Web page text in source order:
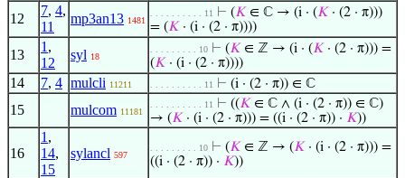
12
7, 4,
11
mp3an13 1481
. . . . . . . . . . 11 ⊢ (𝐾 ∈ ℂ → (i · (𝐾 · (2 · π)))
= (𝐾 · (i · (2 · π))))
13
1 ,
12
syl 18
. . . . . . . . . 10 ⊢ (𝐾 ∈ ℤ → (i · (𝐾 · (2 · π))) =
(𝐾 · (i · (2 · π))))
14 7, 4 mulcli 11211 . . . . . . . . . . 11 ⊢ (i · (2 · π)) ∈ ℂ
15 mulcom 11181
. . . . . . . . . . 11 ⊢ ((𝐾 ∈ ℂ ∧ (i · (2 · π)) ∈ ℂ)
→ (𝐾 · (i · (2 · π))) = ((i · (2 · π)) · 𝐾))
16
1 ,
14,
15
sylancl 597
. . . . . . . . . 10 ⊢ (𝐾 ∈ ℤ → (𝐾 · (i · (2 · π))) =
((i · (2 · π)) · 𝐾))